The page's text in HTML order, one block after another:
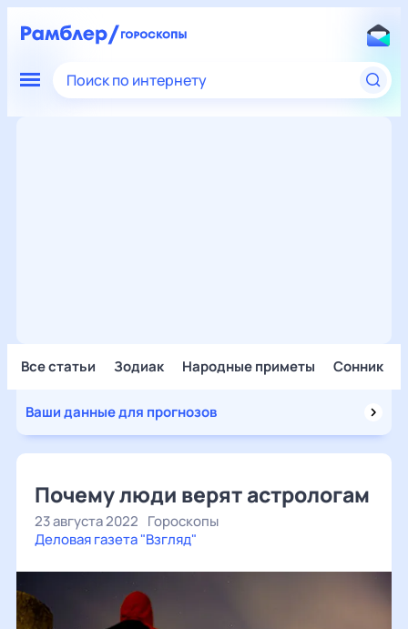
Поиск по интернету
Все статьи Зодиак Народные приметы Сонник
Ваши данные для прогнозов
Почему люди верят астрологам
23 августа 2022 Гороскопы
Деловая газета "Взгляд"